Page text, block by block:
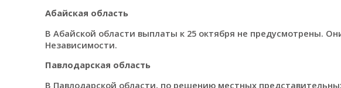
Абайская область
В Абайской области выплаты к 25 октября не предусмотрены.
Независимости.
Павлодарская область
В Павлодарской области, по решению местных